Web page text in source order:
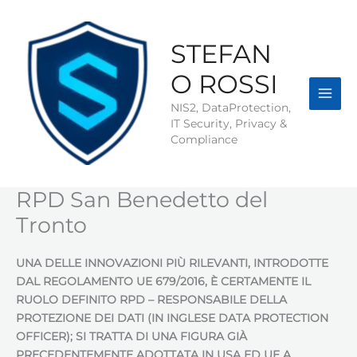
contenuto
STEFAN
O ROSSI
NIS2, DataProtection,
IT Security, Privacy &
Compliance
RPD San Benedetto del
Tronto
UNA DELLE INNOVAZIONI PIÙ RILEVANTI, INTRODOTTE
DAL REGOLAMENTO UE 679/2016, È CERTAMENTE IL
RUOLO DEFINITO RPD – RESPONSABILE DELLA
PROTEZIONE DEI DATI (IN INGLESE DATA PROTECTION
OFFICER); SI TRATTA DI UNA FIGURA GIÀ